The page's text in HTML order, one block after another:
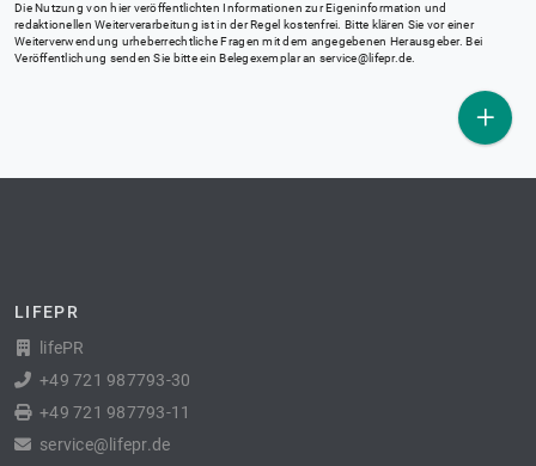
Die Nutzung von hier veröffentlichten Informationen zur Eigeninformation und
redaktionellen Weiterverarbeitung ist in der Regel kostenfrei. Bitte klären Sie vor einer
Weiterverwendung urheberrechtliche Fragen mit dem angegebenen Herausgeber. Bei
Veröffentlichung senden Sie bitte ein Belegexemplar an service@lifepr.de
LIFEPR
lifePR
+49 721 987793-30
+49 721 987793-11
service@lifepr.de